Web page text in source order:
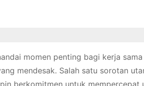
momen penting bagi kerja
mendesak. Salah satu sorotan
berkomitmen untuk mempercepat